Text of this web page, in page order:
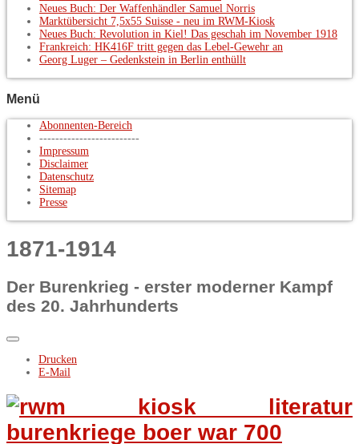
Neues Buch: Der Waffenhändler Samuel Norris
Marktübersicht 7,5x55 Suisse - neu im RWM-Kiosk
Neues Buch: Revolution in Kiel! Das geschah im November 1918
Frankreich: HK416F tritt gegen das Lebel-Gewehr an
Georg Luger – Gedenkstein in Berlin enthüllt
Menü
Abonnenten-Bereich
-------------------------
Impressum
Disclaimer
Datenschutz
Sitemap
Presse
1871-1914
Der Burenkrieg - erster moderner Kampf
des 20. Jahrhunderts
Drucken
E-Mail